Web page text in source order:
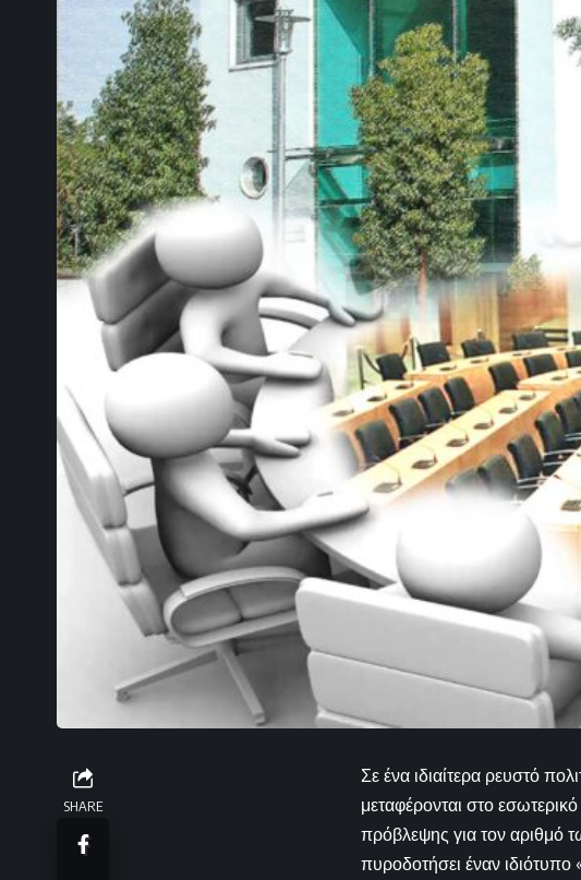
SHARE
Σε ένα ιδιαίτερα ρευστό
μεταφέρονται στο
πρόβλεψης για τον αριθμό
πυροδοτήσει έναν